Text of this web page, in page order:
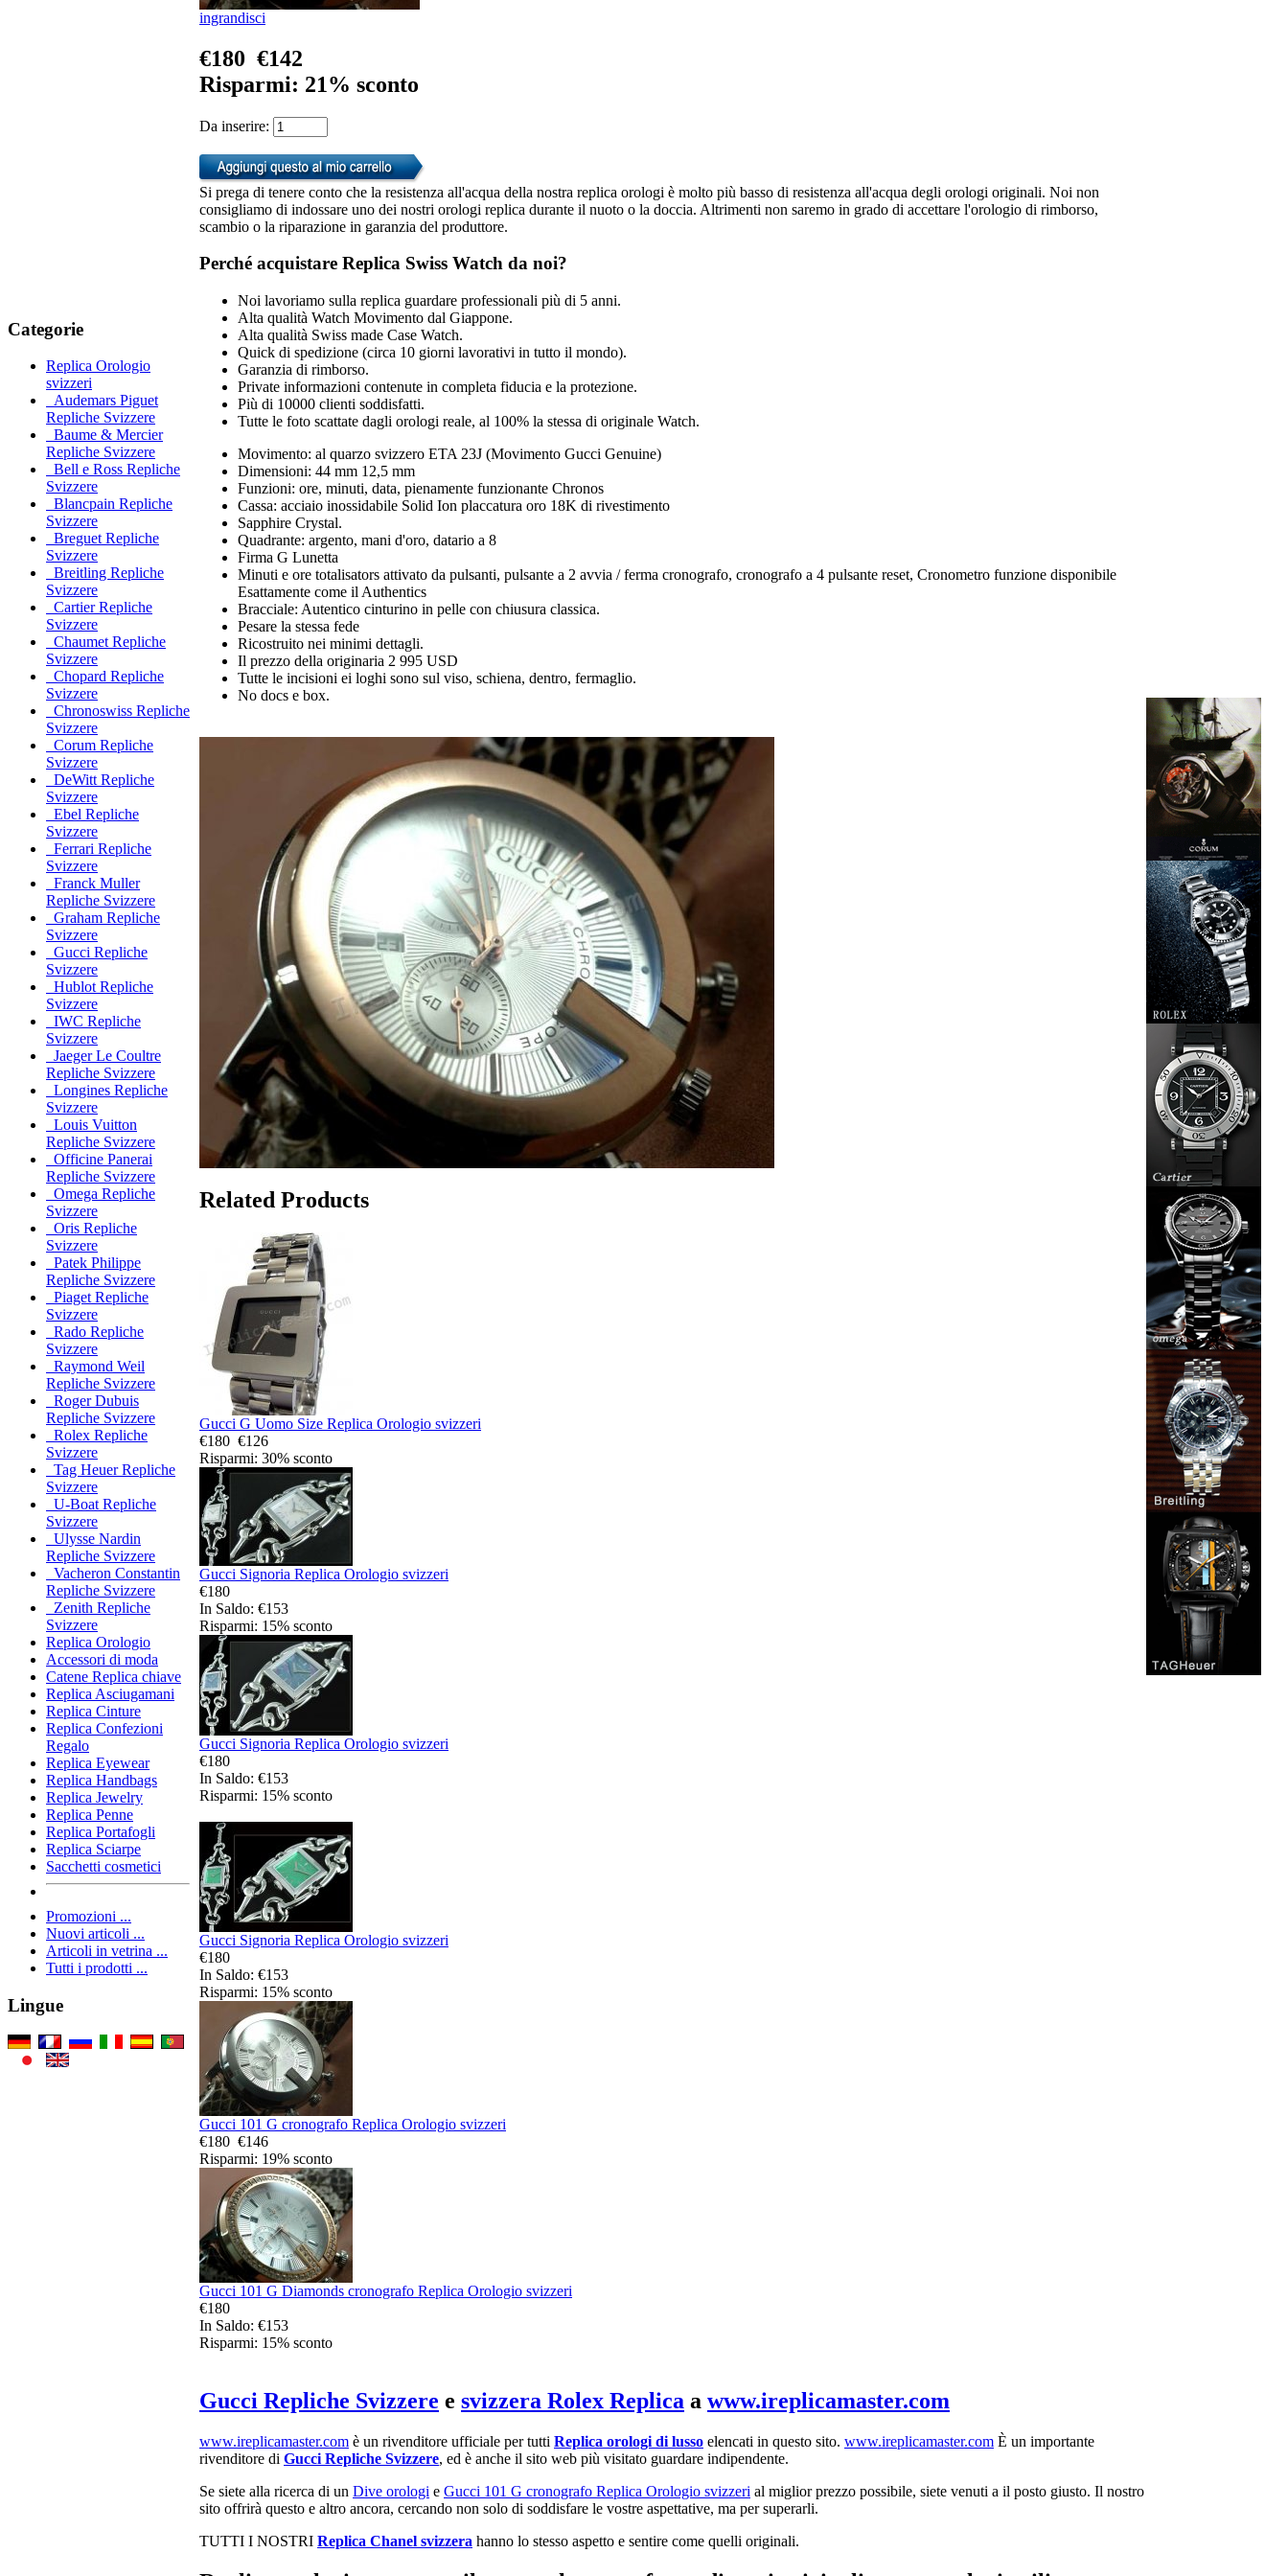
Categorie
Replica Orologio
svizzeri
Audemars Piguet
Repliche Svizzere
Baume & Mercier
Repliche Svizzere
Bell e Ross Repliche
Svizzere
Blancpain Repliche
Svizzere
Breguet Repliche
Svizzere
Breitling Repliche
Svizzere
Cartier Repliche
Svizzere
Chaumet Repliche
Svizzere
Chopard Repliche
Svizzere
Chronoswiss Repliche
Svizzere
Corum Repliche
Svizzere
DeWitt Repliche
Svizzere
Ebel Repliche
Svizzere
Ferrari Repliche
Svizzere
Franck Muller
Repliche Svizzere
Graham Repliche
Svizzere
Gucci Repliche
Svizzere
Hublot Repliche
Svizzere
IWC Repliche
Svizzere
Jaeger Le Coultre
Repliche Svizzere
Longines Repliche
Svizzere
Louis Vuitton
Repliche Svizzere
Officine Panerai
Repliche Svizzere
Omega Repliche
Svizzere
Oris Repliche
Svizzere
Patek Philippe
Repliche Svizzere
Piaget Repliche
Svizzere
Rado Repliche
Svizzere
Raymond Weil
Repliche Svizzere
Roger Dubuis
Repliche Svizzere
Rolex Repliche
Svizzere
Tag Heuer Repliche
Svizzere
U-Boat Repliche
Svizzere
Ulysse Nardin
Repliche Svizzere
Vacheron Constantin
Repliche Svizzere
Zenith Repliche
Svizzere
Replica Orologio
Accessori di moda
Catene Replica chiave
Replica Asciugamani
Replica Cinture
Replica Confezioni
Regalo
Replica Eyewear
Replica Handbags
Replica Jewelry
Replica Penne
Replica Portafogli
Replica Sciarpe
Sacchetti cosmetici
Promozioni ...
Nuovi articoli ...
Articoli in vetrina ...
Tutti i prodotti ...
Lingue
ingrandisci
€180 €142
Risparmi: 21% sconto
Da inserire:
Si prega di tenere conto che la resistenza all'acqua della nostra replica orologi è molto più basso di resistenza all'acqua degli orologi originali. Noi non
consigliamo di indossare uno dei nostri orologi replica durante il nuoto o la doccia. Altrimenti non saremo in grado di accettare l'orologio di rimborso,
scambio o la riparazione in garanzia del produttore.
Perché acquistare Replica Swiss Watch da noi?
Noi lavoriamo sulla replica guardare professionali più di 5 anni.
Alta qualità Watch Movimento dal Giappone.
Alta qualità Swiss made Case Watch.
Quick di spedizione (circa 10 giorni lavorativi in tutto il mondo).
Garanzia di rimborso.
Private informazioni contenute in completa fiducia e la protezione.
Più di 10000 clienti soddisfatti.
Tutte le foto scattate dagli orologi reale, al 100% la stessa di originale Watch.
Movimento: al quarzo svizzero ETA 23J (Movimento Gucci Genuine)
Dimensioni: 44 mm 12,5 mm
Funzioni: ore, minuti, data, pienamente funzionante Chronos
Cassa: acciaio inossidabile Solid Ion placcatura oro 18K di rivestimento
Sapphire Crystal.
Quadrante: argento, mani d'oro, datario a 8
Firma G Lunetta
Minuti e ore totalisators attivato da pulsanti, pulsante a 2 avvia / ferma cronografo, cronografo a 4 pulsante reset, Cronometro funzione disponibile
Esattamente come il Authentics
Bracciale: Autentico cinturino in pelle con chiusura classica.
Pesare la stessa fede
Ricostruito nei minimi dettagli.
Il prezzo della originaria 2 995 USD
Tutte le incisioni ei loghi sono sul viso, schiena, dentro, fermaglio.
No docs e box.
Related Products
Gucci G Uomo Size Replica Orologio svizzeri
€180 €126
Risparmi: 30% sconto
Gucci Signoria Replica Orologio svizzeri
€180
In Saldo: €153
Risparmi: 15% sconto
Gucci Signoria Replica Orologio svizzeri
€180
In Saldo: €153
Risparmi: 15% sconto
Gucci Signoria Replica Orologio svizzeri
€180
In Saldo: €153
Risparmi: 15% sconto
Gucci 101 G cronografo Replica Orologio svizzeri
€180 €146
Risparmi: 19% sconto
Gucci 101 G Diamonds cronografo Replica Orologio svizzeri
€180
In Saldo: €153
Risparmi: 15% sconto
Gucci Repliche Svizzere e svizzera Rolex Replica a www.ireplicamaster.com
www.ireplicamaster.com è un rivenditore ufficiale per tutti Replica orologi di lusso elencati in questo sito. www.ireplicamaster.com È un importante
rivenditore di Gucci Repliche Svizzere, ed è anche il sito web più visitato guardare indipendente.
Se siete alla ricerca di un Dive orologi e Gucci 101 G cronografo Replica Orologio svizzeri al miglior prezzo possibile, siete venuti a il posto giusto. Il nostro
sito offrirà questo e altro ancora, cercando non solo di soddisfare le vostre aspettative, ma per superarli.
TUTTI I NOSTRI Replica Chanel svizzera hanno lo stesso aspetto e sentire come quelli originali.